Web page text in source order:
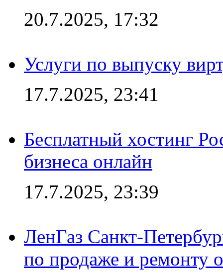
20.7.2025, 17:32
Услуги по выпуску
17.7.2025, 23:41
Бесплатный хостинг
бизнеса онлайн
17.7.2025, 23:39
ЛенГаз Санкт-
по продаже и ремонту